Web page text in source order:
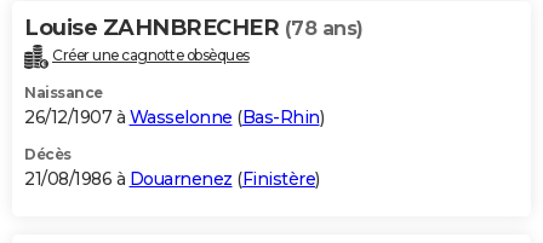
Louise ZAHNBRECHER (78 ans)
Créer une cagnotte obsèques
Naissance
26/12/1907 à Wasselonne (Bas-Rhin)
Décès
21/08/1986 à Douarnenez (Finistère)